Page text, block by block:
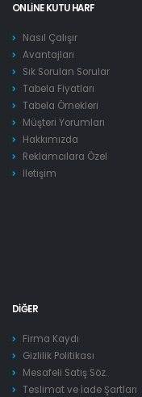
ONLINE KUTU HARF
Nasıl Çalışır
Avantajları
Sık Sorulan Sorular
Tabela Fiyatları
Tabela Örnekleri
Müşteri Yorumları
Hakkımızda
Reklamcılara Özel
İletişim
DIĞER
Firma Kaydı
Gizlilik Politikası
Mesafeli Satış Söz.
Teslimat ve İade Şartları